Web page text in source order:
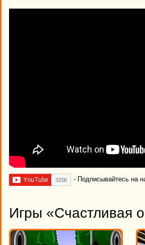
- Подписывайтесь на
Игры «Счастливая